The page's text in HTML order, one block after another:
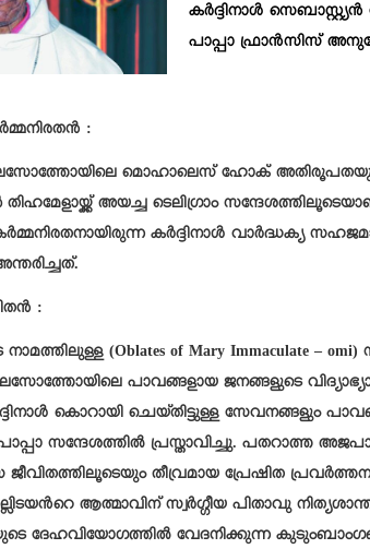
കർദ്ദിനാൾ
പാപ്പാ ഫ്രാൻസിസ്
:
ലസോത്തോയിലെ മൊഹാലെസ് ഹോക്
അയച്ച ടെലിഗ്രാം
കർദ്ദിനാൾ വാർദ്ധക്യ
:
(Oblates of Mary Immaculate –
ലസോത്തോയിലെ പാവങ്ങളായ ജനങ്ങളുടെ
കൊറായി ചെയ്തിട്ടുള്ള സേവനങ്ങളും
സന്ദേശത്തിൽ പ്രസ്താവിച്ചു. പതറാത്ത
തീവ്രമായ പ്രേഷിത
ആത്മാവിന് സ്വർഗ്ഗീയ പിതാവു നിത്യശാന്തി
ദേഹവിയോഗത്തിൽ വേദനിക്കുന്ന